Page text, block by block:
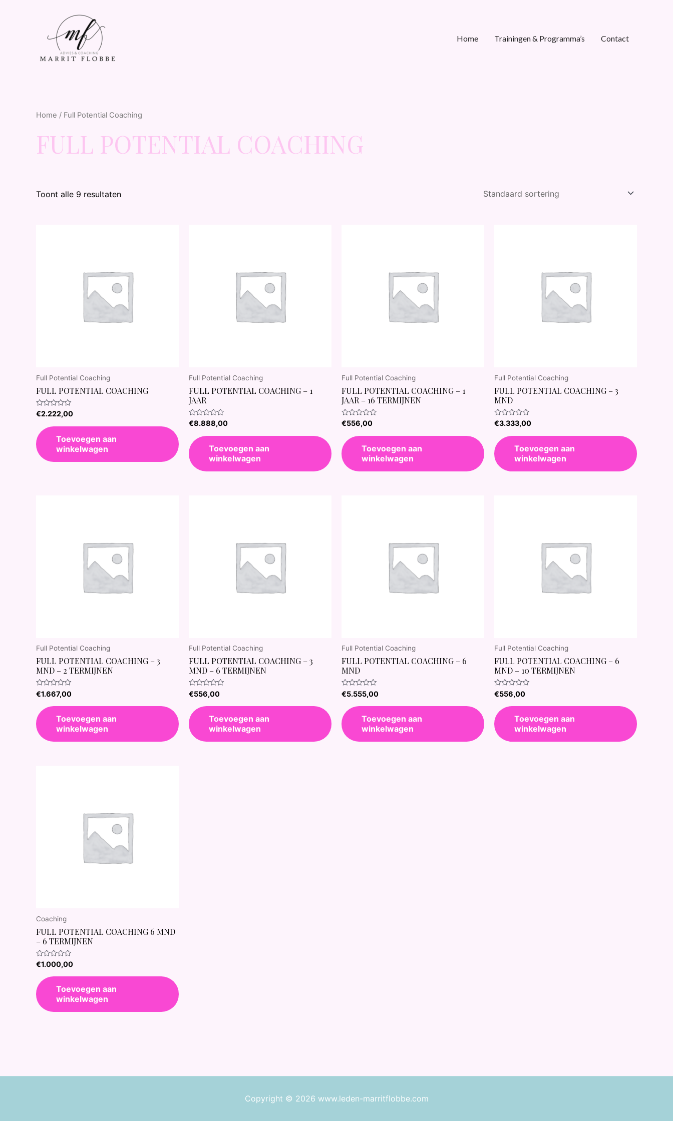
Home Trainingen & Programma’s Contact
Home / Full Potential Coaching
FULL POTENTIAL COACHING
Toont alle 9 resultaten
Full Potential Coaching
FULL POTENTIAL COACHING
Waardering
0
5
€2.222,00
Toevoegen aan
winkelwagen
Full Potential Coaching
FULL POTENTIAL COACHING – 1
JAAR
Waardering
0
5
€8.888,00
Toevoegen aan
winkelwagen
Full Potential Coaching
FULL POTENTIAL COACHING – 1
JAAR – 16 TERMIJNEN
Waardering
0
5
€556,00
Toevoegen aan
winkelwagen
Full Potential Coaching
FULL POTENTIAL COACHING – 3
MND
Waardering
0
5
€3.333,00
Toevoegen aan
winkelwagen
Full Potential Coaching
FULL POTENTIAL COACHING – 3
MND – 2 TERMIJNEN
Waardering
0
5
€1.667,00
Toevoegen aan
winkelwagen
Full Potential Coaching
FULL POTENTIAL COACHING – 3
MND – 6 TERMIJNEN
Waardering
0
5
€556,00
Toevoegen aan
winkelwagen
Full Potential Coaching
FULL POTENTIAL COACHING – 6
MND
Waardering
0
5
€5.555,00
Toevoegen aan
winkelwagen
Full Potential Coaching
FULL POTENTIAL COACHING – 6
MND – 10 TERMIJNEN
Waardering
0
5
€556,00
Toevoegen aan
winkelwagen
Coaching
FULL POTENTIAL COACHING 6 MND
– 6 TERMIJNEN
Waardering
0
5
€1.000,00
Toevoegen aan
winkelwagen
Copyright © 2026 www.leden-marritflobbe.com